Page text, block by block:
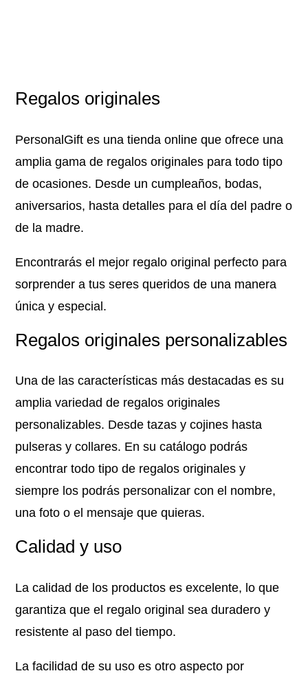
Regalos originales
PersonalGift es una tienda online que ofrece una
amplia gama de regalos originales para todo tipo
de ocasiones. Desde un cumpleaños, bodas,
aniversarios, hasta detalles para el día del padre o
de la madre.
Encontrarás el mejor regalo original perfecto para
sorprender a tus seres queridos de una manera
única y especial.
Regalos originales personalizables
Una de las características más destacadas es su
amplia variedad de regalos originales
personalizables. Desde tazas y cojines hasta
pulseras y collares. En su catálogo podrás
encontrar todo tipo de regalos originales y
siempre los podrás personalizar con el nombre,
una foto o el mensaje que quieras.
Calidad y uso
La calidad de los productos es excelente, lo que
garantiza que el regalo original sea duradero y
resistente al paso del tiempo.
La facilidad de su uso es otro aspecto por